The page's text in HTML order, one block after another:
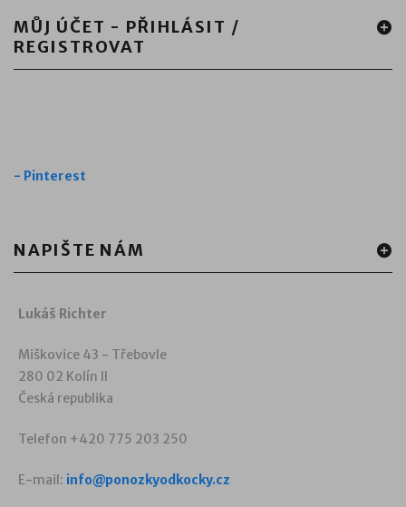
MŮJ ÚČET - PŘIHLÁSIT /
REGISTROVAT
- Pinterest
NAPIŠTE NÁM
Lukáš Richter
Miškovice 43 - Třebovle
280 02 Kolín II
Česká republika
Telefon +420 775 203 250
E-mail: info@ponozkyodkocky.cz